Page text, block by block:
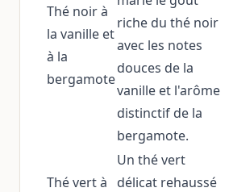
Thé noir à
la vanille et
à la
bergamote
riche du thé noir
avec les notes
douces de la
vanille et l'arôme
distinctif de la
bergamote.
Thé vert à
Un thé vert
délicat rehaussé